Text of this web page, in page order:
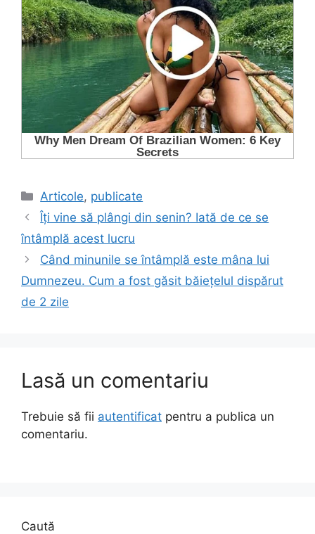
Categorii
Articole, publicate
Îți vine să plângi din senin? Iată de ce se
întâmplă acest lucru
Când minunile se întâmplă este mâna lui
Dumnezeu. Cum a fost găsit băiețelul dispărut
de 2 zile
Lasă un comentariu
Trebuie să fii autentificat pentru a publica un
comentariu.
Caută